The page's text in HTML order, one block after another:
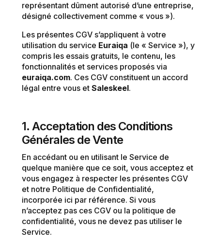
représentant dûment autorisé d’une entreprise,
désigné collectivement comme « vous »).
Les présentes CGV s’appliquent à votre
utilisation du service Euraiqa (le « Service »), y
compris les essais gratuits, le contenu, les
fonctionnalités et services proposés via
euraiqa.com. Ces CGV constituent un accord
légal entre vous et Saleskeel.
1. Acceptation des Conditions
Générales de Vente
En accédant ou en utilisant le Service de
quelque manière que ce soit, vous acceptez et
vous engagez à respecter les présentes CGV
et notre Politique de Confidentialité,
incorporée ici par référence. Si vous
n’acceptez pas ces CGV ou la politique de
confidentialité, vous ne devez pas utiliser le
Service.